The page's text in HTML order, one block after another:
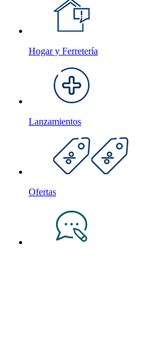
Hogar y Ferretería
Lanzamientos
Ofertas